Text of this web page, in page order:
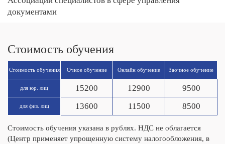
документами
Стоимость обучения
Стоимость обучения Очное обучение Онлайн обучение Заочное обучение
для юр. лиц 15200 12900 9500
для физ. лиц 13600 11500 8500
Стоимость обучения указана в рублях. НДС не облагается
(Центр применяет упрощенную систему налогообложения, в